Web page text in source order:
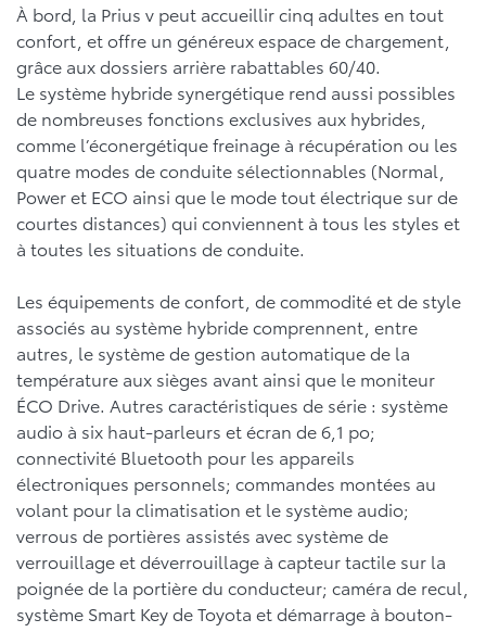
À bord, la Prius v peut accueillir cinq adultes en tout
confort, et offre un généreux espace de chargement,
grâce aux dossiers arrière rabattables 60/40.
Le système hybride synergétique rend aussi possibles
de nombreuses fonctions exclusives aux hybrides,
comme l’éconergétique freinage à récupération ou les
quatre modes de conduite sélectionnables (Normal,
Power et ECO ainsi que le mode tout électrique sur de
courtes distances) qui conviennent à tous les styles et
à toutes les situations de conduite.
Les équipements de confort, de commodité et de style
associés au système hybride comprennent, entre
autres, le système de gestion automatique de la
température aux sièges avant ainsi que le moniteur
ÉCO Drive. Autres caractéristiques de série : système
audio à six haut-parleurs et écran de 6,1 po;
connectivité Bluetooth pour les appareils
électroniques personnels; commandes montées au
volant pour la climatisation et le système audio;
verrous de portières assistés avec système de
verrouillage et déverrouillage à capteur tactile sur la
poignée de la portière du conducteur; caméra de recul,
système Smart Key de Toyota et démarrage à bouton-